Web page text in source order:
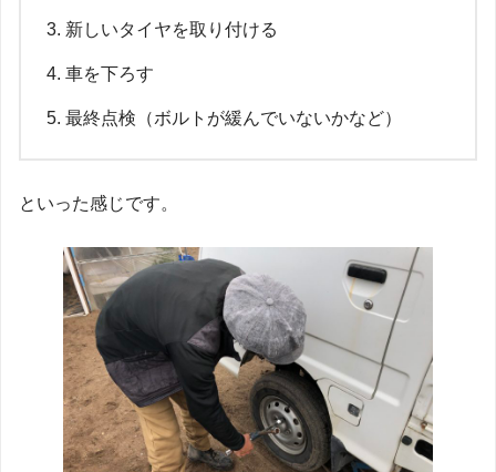
新しいタイヤを取り付ける
車を下ろす
最終点検（ボルトが緩んでいないかなど）
といった感じです。